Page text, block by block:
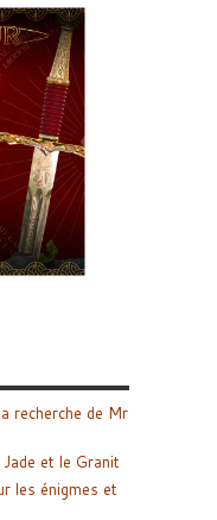
recherche de Mr
et le Granit
les énigmes et